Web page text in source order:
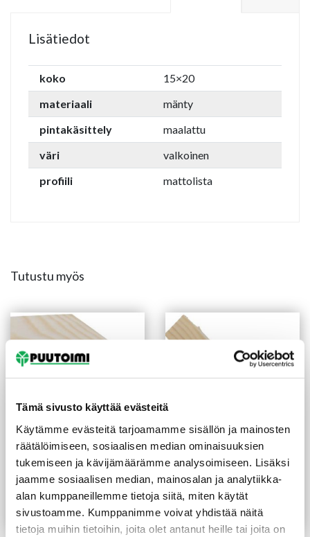
Tämä sivusto käyttää evästeitä
Käytämme evästeitä tarjoamamme sisällön ja mainosten
räätälöimiseen, sosiaalisen median ominaisuuksien
tukemiseen ja kävijämäärämme analysoimiseen. Lisäksi
jaamme sosiaalisen median, mainosalan ja analytiikka-
alan kumppaneillemme tietoja siitä, miten käytät
sivustoamme. Kumppanimme voivat yhdistää näitä
tietoja muihin tietoihin, joita olet antanut heille tai joita on
Lisätiedot
koko
15×20
materiaali
mänty
pintakäsittely
maalattu
väri
valkoinen
profiili
mattolista
Tutustu myös
Jalkalista 12X70X3300
mm mänty
11,70€/kpl(3,55 €/m)
Lue lisää
Kolmiolista 15X15X2400
mm
3,10€/kpl (1,29 €/m)
Lue lisää